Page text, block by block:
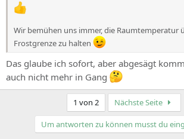
Wir bemühen uns immer, die Raumtemperatur
Frostgrenze zu halten
Das glaube ich sofort, aber abgesägt
auch nicht mehr in Gang
1 von 2 Nächste Seite
Um antworten zu können musst du